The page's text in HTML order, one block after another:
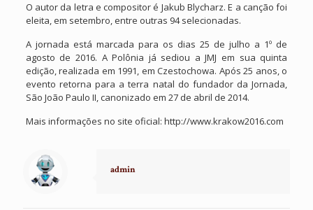
O autor da letra e compositor é Jakub Blycharz. E a canção foi
eleita, em setembro, entre outras 94 selecionadas.
A jornada está marcada para os dias 25 de julho a 1º de
agosto de 2016. A Polônia já sediou a JMJ em sua quinta
edição, realizada em 1991, em Czestochowa. Após 25 anos, o
evento retorna para a terra natal do fundador da Jornada,
São João Paulo II, canonizado em 27 de abril de 2014.
Mais informações no site oficial: http://www.krakow2016.com
admin